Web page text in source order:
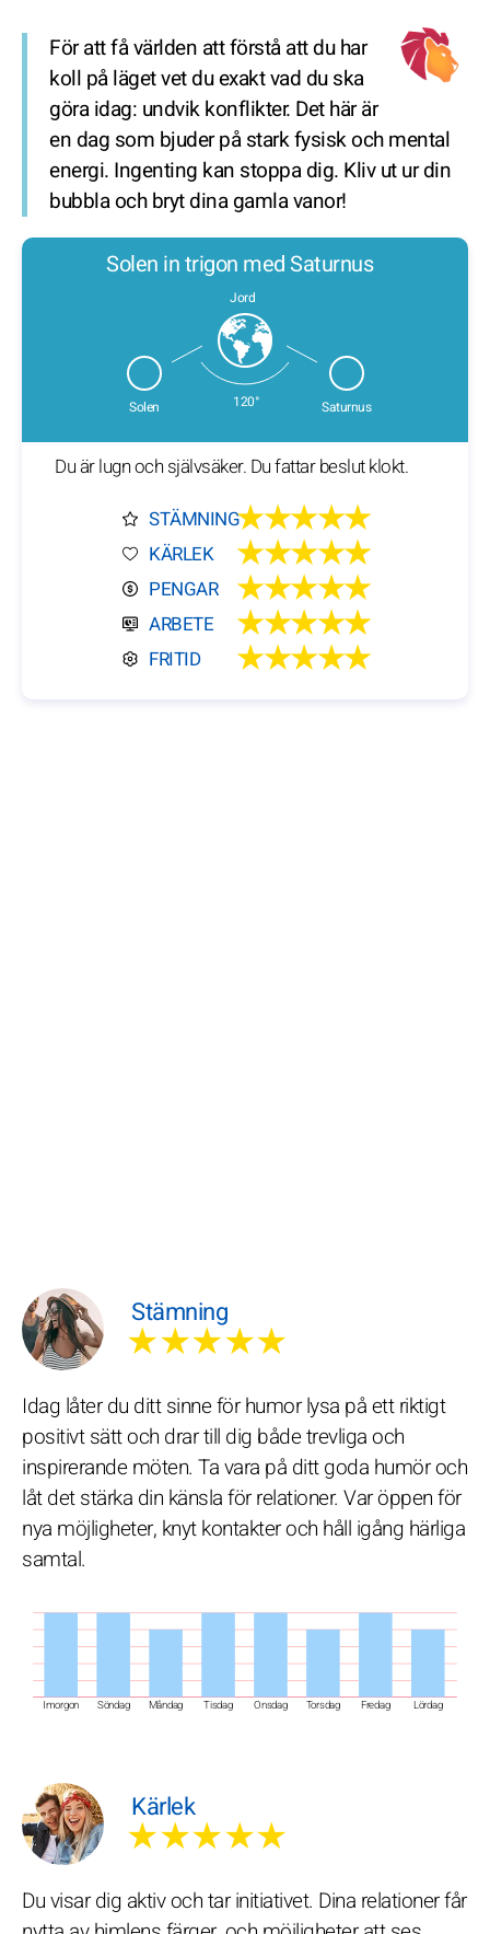
För att få världen att förstå att du har
koll på läget vet du exakt vad du ska
göra idag: undvik konflikter. Det här är
en dag som bjuder på stark fysisk och mental
energi. Ingenting kan stoppa dig. Kliv ut ur din
bubbla och bryt dina gamla vanor!
Solen in trigon med Saturnus
Jord
Solen Saturnus
120°
Du är lugn och självsäker. Du fattar beslut klokt.
STÄMNING★★★★★
KÄRLEK ★★★★★
PENGAR ★★★★★
ARBETE ★★★★★
FRITID ★★★★★
Stämning
★★★★★
Imorgon Söndag Måndag Tisdag Onsdag Torsdag Fredag Lördag
Idag låter du ditt sinne för humor lysa på ett riktigt
positivt sätt och drar till dig både trevliga och
inspirerande möten. Ta vara på ditt goda humör och
låt det stärka din känsla för relationer. Var öppen för
nya möjligheter, knyt kontakter och håll igång härliga
samtal.
Kärlek
★★★★★
Du visar dig aktiv och tar initiativet. Dina relationer får